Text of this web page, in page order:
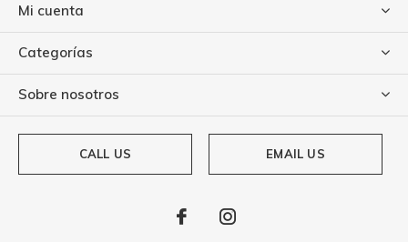
Mi cuenta
Categorías
Sobre nosotros
CALL US EMAIL US